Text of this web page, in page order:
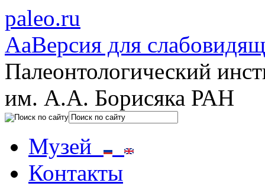
paleo.ru
AaВерсия для
Палеонтологический
им. А.А. Борисяка РАН
Музей
Контакты